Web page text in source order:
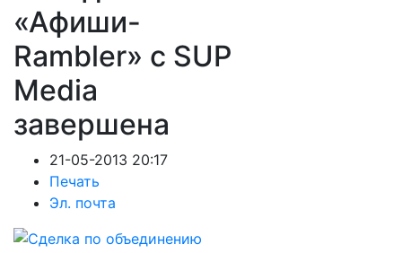
«Афиши-
Rambler» с SUP
Media
завершена
21-05-2013 20:17
Печать
Эл. почта